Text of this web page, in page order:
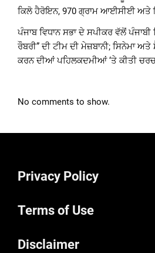
ਕਿਲੋ ਹੈਰੋਇਨ, 970 ਗ੍ਰਾਮ ਆਈਸੀਈ ਅਤੇ
ਪੰਜਾਬ ਵਿਧਾਨ ਸਭਾ ਦੇ ਸਪੀਕਰ ਵੱਲੋਂ
ਰੌਬਰੀ” ਦੀ ਟੀਮ ਦੀ ਮੇਜ਼ਬਾਨੀ; ਸਿਨੇਮਾ
ਕਰਨ ਦੀਆਂ ਪਹਿਲਕਦਮੀਆਂ ‘ਤੇ ਕੀਤੀ
No comments to show.
Privacy Policy
Terms of Use
Disclaimer